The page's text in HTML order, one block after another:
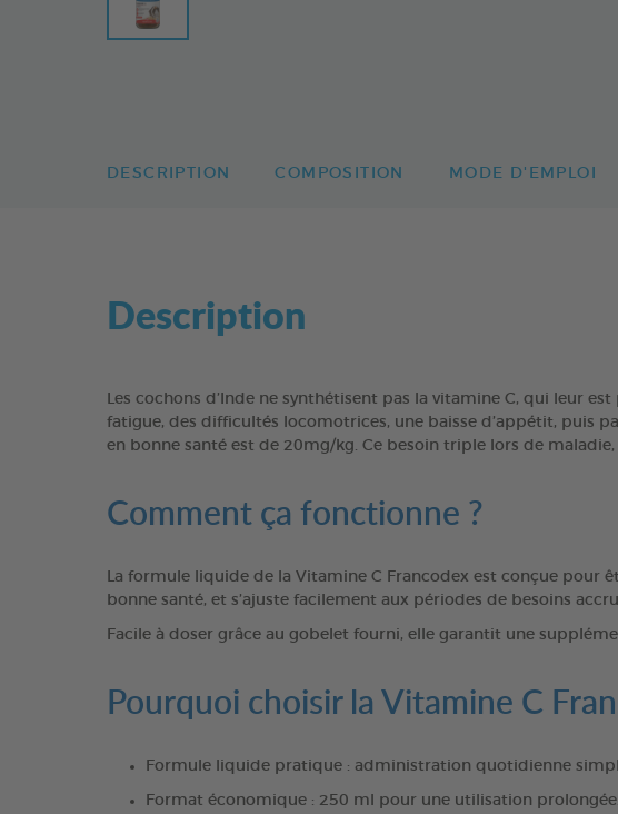
DESCRIPTION COMPOSITION MODE D'EMPLOI
Description
Les cochons d’Inde ne synthétisent pas la vitamine C, qui leur
fatigue, des difficultés locomotrices, une baisse d’appétit, puis
en bonne santé est de 20mg/kg. Ce besoin triple lors de
Comment ça fonctionne ?
La formule liquide de la Vitamine C Francodex est conçue pour
bonne santé, et s’ajuste facilement aux périodes de besoins
Facile à doser grâce au gobelet fourni, elle garantit une
Pourquoi choisir la Vitamine C
Formule liquide pratique : administration quotidienne
Format économique : 250 ml pour une utilisation prolongée.